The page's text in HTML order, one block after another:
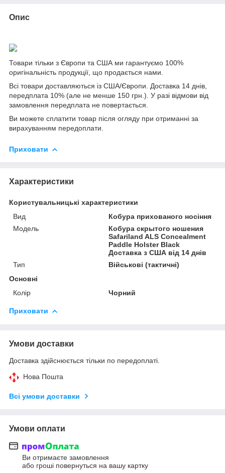
Опис
Товари тільки з Європи та США ми гарантуємо 100%
оригінальність продукції, що продається нами.
Всі товари доставляються із США/Європи. Доставка 14 днів,
передплата 10% (але не менше 150 грн.). У разі відмови від
замовлення передплата не повертається.
Ви можете сплатити товар після огляду при отриманні за
вирахуванням передоплати.
Приховати
Характеристики
Користувальницькі характеристики
Вид
Кобура прихованого носіння
Мoдель
Кобура скрытого ношения
Safariland ALS Concealment
Paddle Holster Black
Доставка з США від 14 днів
Тип
Військові (тактичні)
Основні
Колір
Чорний
Приховати
Умови доставки
Доставка здійснюється тільки по передоплаті.
Нова Пошта
Всі умови доставки
Умови оплати
Ви отримаєте замовлення
або гроші повернуться на вашу картку